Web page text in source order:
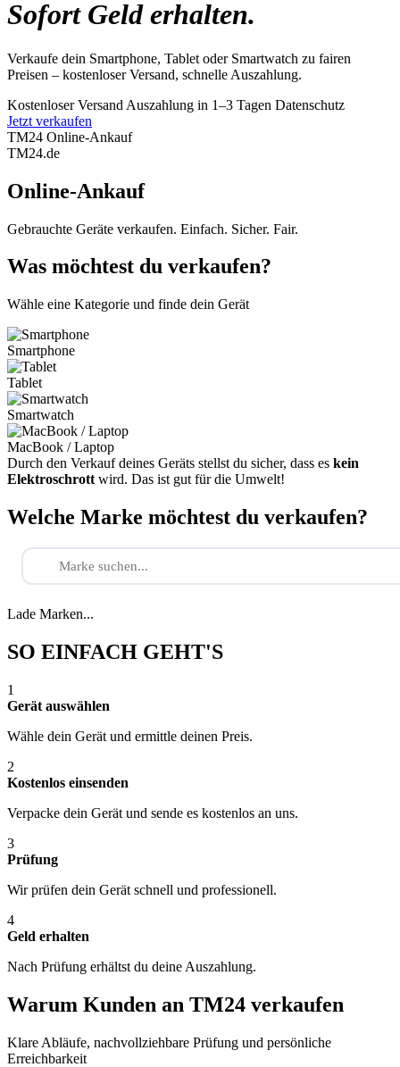
Sofort Geld erhalten.
Verkaufe dein Smartphone, Tablet oder Smartwatch zu fairen
Preisen – kostenloser Versand, schnelle Auszahlung.
Kostenloser Versand Auszahlung in 1–3 Tagen Datenschutz
Jetzt verkaufen
TM24 Online-Ankauf
TM24.de
Online-Ankauf
Gebrauchte Geräte verkaufen. Einfach. Sicher. Fair.
Was möchtest du verkaufen?
Wähle eine Kategorie und finde dein Gerät
Smartphone
Tablet
Smartwatch
MacBook / Laptop
Durch den Verkauf deines Geräts stellst du sicher, dass es kein
Elektroschrott wird. Das ist gut für die Umwelt!
Welche Marke möchtest du verkaufen?
Lade Marken...
SO EINFACH GEHT'S
1
Gerät auswählen
Wähle dein Gerät und ermittle deinen Preis.
2
Kostenlos einsenden
Verpacke dein Gerät und sende es kostenlos an uns.
3
Prüfung
Wir prüfen dein Gerät schnell und professionell.
4
Geld erhalten
Nach Prüfung erhältst du deine Auszahlung.
Warum Kunden an TM24 verkaufen
Klare Abläufe, nachvollziehbare Prüfung und persönliche
Erreichbarkeit